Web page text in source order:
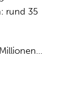
rund 35